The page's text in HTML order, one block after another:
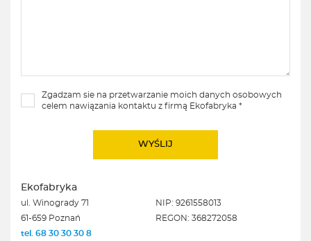
Zgadzam sie na przetwarzanie moich danych osobowych
celem nawiązania kontaktu z firmą Ekofabryka *
Ekofabryka
ul. Winogrady 71
61-659 Poznań
tel. 68 30 30 30 8
NIP: 9261558013
REGON: 368272058